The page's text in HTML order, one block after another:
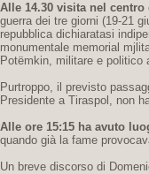
Alle 14.30 visita nel centro
guerra dei tre giorni (19-21
repubblica dichiaratasi
monumentale memorial
Potëmkin, militare e politico
Purtroppo, il previsto
Presidente a Tiraspol, non
Alle ore 15:15 ha avuto
quando già la fame
Un breve discorso di